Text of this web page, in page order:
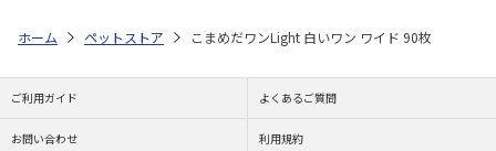
ホーム ペットストア こまめだワンLight 白いワン ワイド 90枚
ご利用ガイド よくあるご質問
お問い合わせ 利用規約